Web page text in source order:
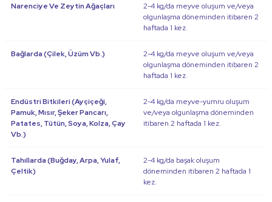
Narenciye Ve Zeytin Ağaçları
2-4 kg/da meyve oluşum ve/veya
olgunlaşma döneminden itibaren 2
haftada 1 kez.
Bağlarda (Çilek, Üzüm Vb.)
2-4 kg/da meyve oluşum ve/veya
olgunlaşma döneminden itibaren 2
haftada 1 kez.
Endüstri Bitkileri (Ayçiçeği,
Pamuk, Mısır, Şeker Pancarı,
Patates, Tütün, Soya, Kolza, Çay
Vb.)
2-4 kg/da meyve-yumru oluşum
ve/veya olgunlaşma döneminden
itibaren 2 haftada 1 kez.
Tahıllarda (Buğday, Arpa, Yulaf,
Çeltik)
2-4 kg/da başak oluşum
döneminden itibaren 2 haftada 1
kez.